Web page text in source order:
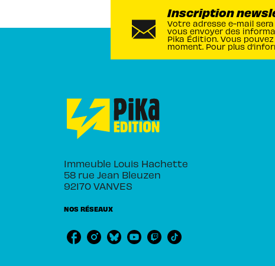
Inscription
Votre adresse e-mail
vous envoyer des
Pika Édition. Vous
moment. Pour plus
Immeuble Louis Hachette
58 rue Jean Bleuzen
92170 VANVES
NOS RÉSEAUX